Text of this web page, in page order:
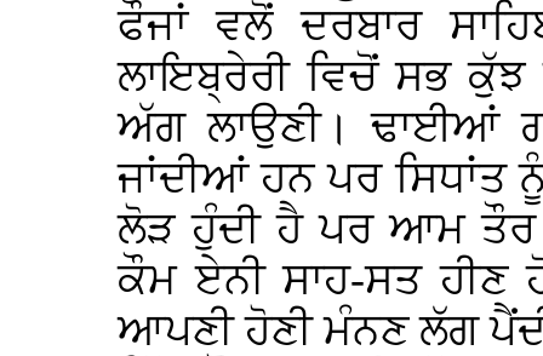
ਫੌਜਾਂ ਵਲੋਂ ਦਰਬਾਰ
ਲਾਇਬ੍ਰੇਰੀ ਵਿਚੋਂ ਸਭ
ਅੱਗ ਲਾਉਣੀ। ਢਾਈਆਂ
ਜਾਂਦੀਆਂ ਹਨ ਪਰ ਸਿਧਾਂਤ
ਲੋੜ ਹੁੰਦੀ ਹੈ ਪਰ ਆਮ
ਕੌਮ ਏਨੀ ਸਾਹ-ਸਤ ਹੀਣ
ਆਪਣੀ ਹੋਣੀ ਮੰਨਣ ਲੱਗ